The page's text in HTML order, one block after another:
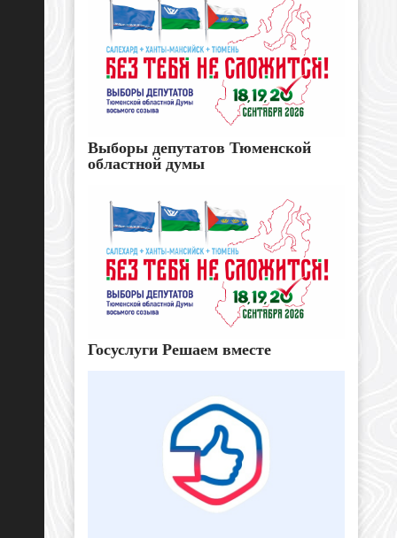
Выборы депутатов Тюменской
областной думы
Госуслуги Решаем вместе